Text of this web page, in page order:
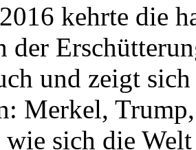
kehrte die
der
und zeigt
Merkel,
sich die